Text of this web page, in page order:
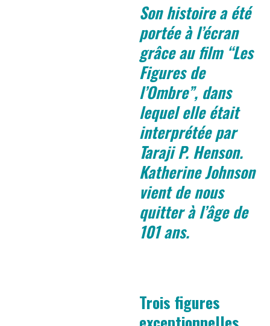
Son histoire a été
portée à l’écran
grâce au film “Les
Figures de
l’Ombre”, dans
lequel elle était
interprétée par
Taraji P. Henson.
Katherine Johnson
vient de nous
quitter à l’âge de
101 ans.
Trois figures